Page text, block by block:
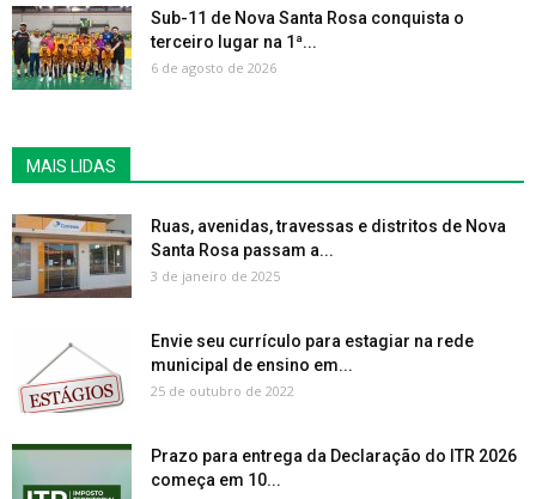
Sub-11 de Nova Santa Rosa conquista o
terceiro lugar na 1ª...
6 de agosto de 2026
MAIS LIDAS
Ruas, avenidas, travessas e distritos de Nova
Santa Rosa passam a...
3 de janeiro de 2025
Envie seu currículo para estagiar na rede
municipal de ensino em...
25 de outubro de 2022
Prazo para entrega da Declaração do ITR 2026
começa em 10...